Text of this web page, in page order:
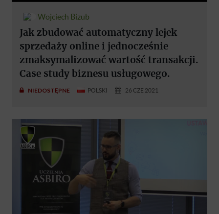
Wojciech Bizub
Jak zbudować automatyczny lejek
sprzedaży online i jednocześnie
zmaksymalizować wartość transakcji.
Case study biznesu usługowego.
NIEDOSTĘPNE POLSKI 26 CZE 2021